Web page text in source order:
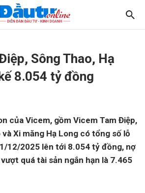
Sông Thao, Hạ
8.054 tỷ đồng
của Vicem, gồm Vicem Tam Điệp,
Xi măng Hạ Long có tổng số lỗ
12/2025 lên tới 8.054 tỷ đồng, nợ
quá tài sản ngắn hạn là 7.465